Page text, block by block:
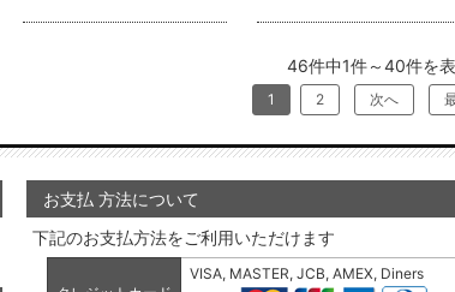
46件中1件～40件を
1 2 次へ
お支払 方法について
下記のお支払方法をご利用いただけます
VISA, MASTER, JCB, AMEX, Diners